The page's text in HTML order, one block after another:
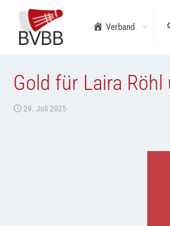
Verband
Gold für Laira
29. Juli 2025